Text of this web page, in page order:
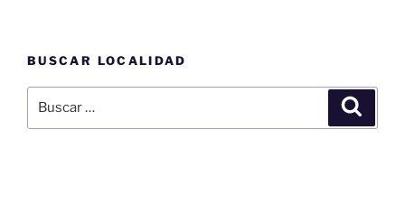
BUSCAR LOCALIDAD
por: